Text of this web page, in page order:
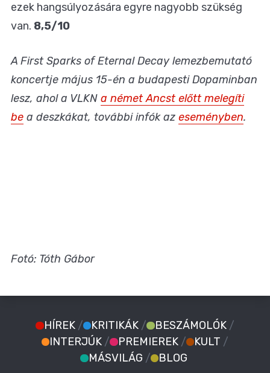
ezek hangsúlyozására egyre nagyobb szükség
van. 8,5/10
A First Sparks of Eternal Decay lemezbemutató
koncertje május 15-én a budapesti Dopaminban
lesz, ahol a VLKN a német Ancst előtt melegíti
be a deszkákat, további infók az eseményben.
Fotó: Tóth Gábor
HÍREK / KRITIKÁK / BESZÁMOLÓK /
INTERJÚK / PREMIEREK / KULT /
MÁSVILÁG / BLOG